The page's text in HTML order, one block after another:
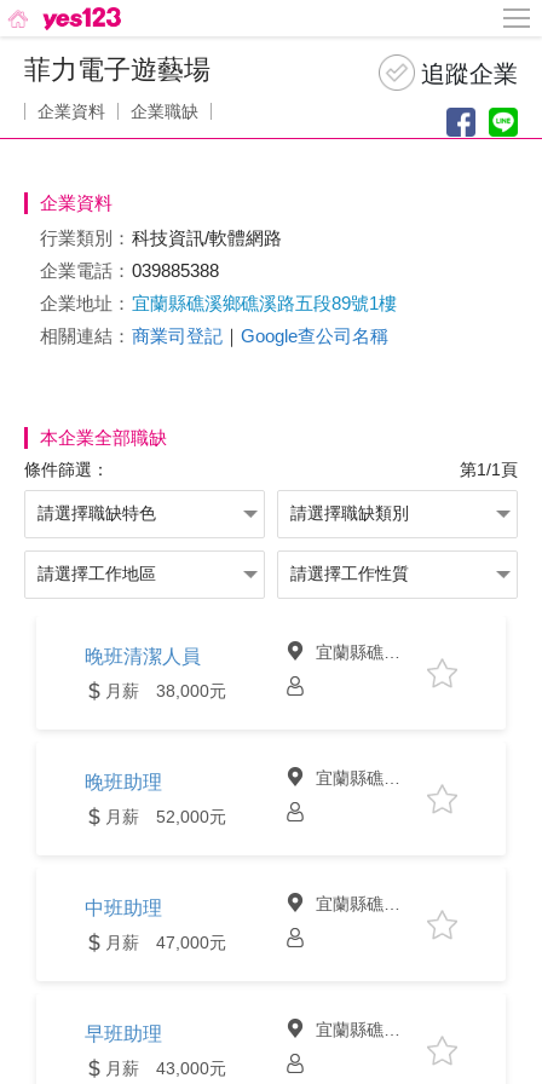
菲力電子遊藝場
企業資料 企業職缺
企業資料
行業類別： 科技資訊/軟體網路
企業電話： 039885388
企業地址： 宜蘭縣礁溪鄉礁溪路五段89號1樓
相關連結： 商業司登記 ｜ Google查公司名稱
本企業全部職缺
條件篩選： 第1/1頁
晚班清潔人員
月薪 38,000元
宜蘭縣礁溪鄉
晚班助理
月薪 52,000元
宜蘭縣礁溪鄉
中班助理
月薪 47,000元
宜蘭縣礁溪鄉
早班助理
月薪 43,000元
宜蘭縣礁溪鄉